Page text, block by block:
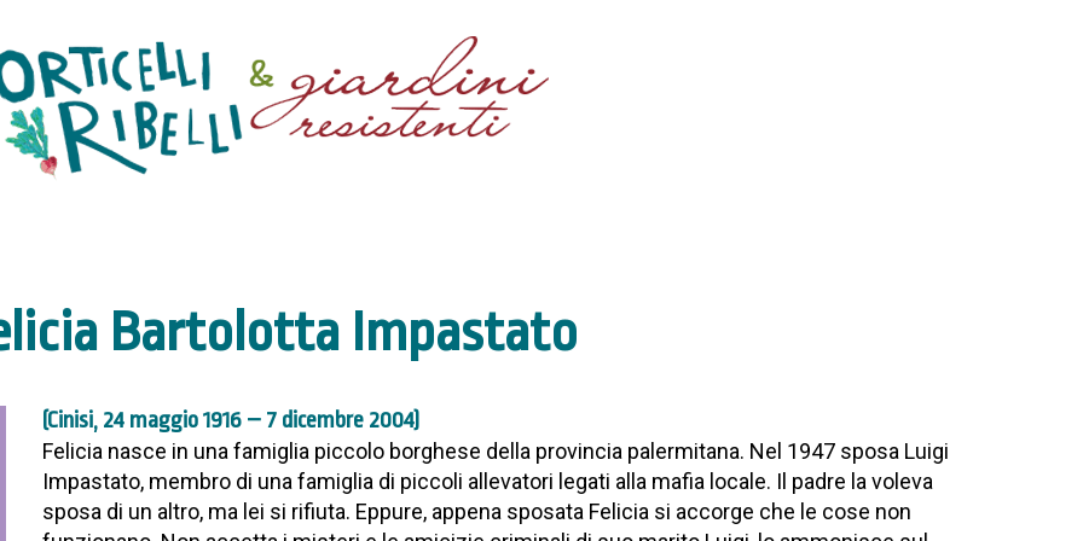
Bartolotta Impastato
(Cinisi, 24 maggio 1916 – 7 dicembre 2004)
Felicia nasce in una famiglia piccolo borghese della provincia palermitana. Nel 1947 sposa Luigi
Impastato, membro di una famiglia di piccoli allevatori legati alla mafia locale. Il padre la voleva
sposa di un altro, ma lei si rifiuta. Eppure, appena sposata Felicia si accorge che le cose non